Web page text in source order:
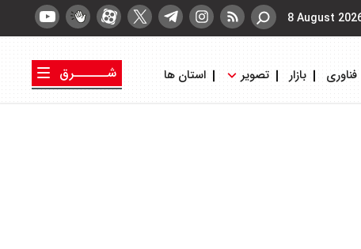
8 August
فناوری بازار تصویر استان ها
شــــــرق